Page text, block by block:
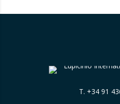
T. +34 91